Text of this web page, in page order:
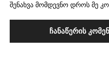
შენახვა მომდევნო დროს მე